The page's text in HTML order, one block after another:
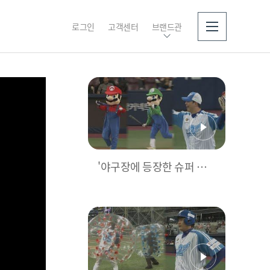
로그인 고객센터 브랜드관
개
'야구장에 등장한 슈퍼 마
3 희망더하기 자선야구대
회